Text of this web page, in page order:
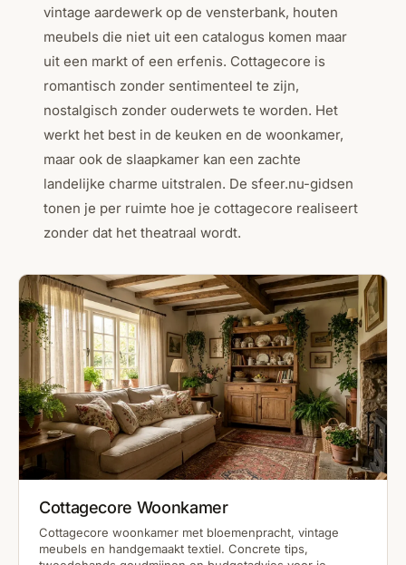
vintage aardewerk op de vensterbank, houten
meubels die niet uit een catalogus komen maar
uit een markt of een erfenis. Cottagecore is
romantisch zonder sentimenteel te zijn,
nostalgisch zonder ouderwets te worden. Het
werkt het best in de keuken en de woonkamer,
maar ook de slaapkamer kan een zachte
landelijke charme uitstralen. De sfeer.nu-gidsen
tonen je per ruimte hoe je cottagecore realiseert
zonder dat het theatraal wordt.
Cottagecore Woonkamer
Cottagecore woonkamer met bloemenpracht, vintage
meubels en handgemaakt textiel. Concrete tips,